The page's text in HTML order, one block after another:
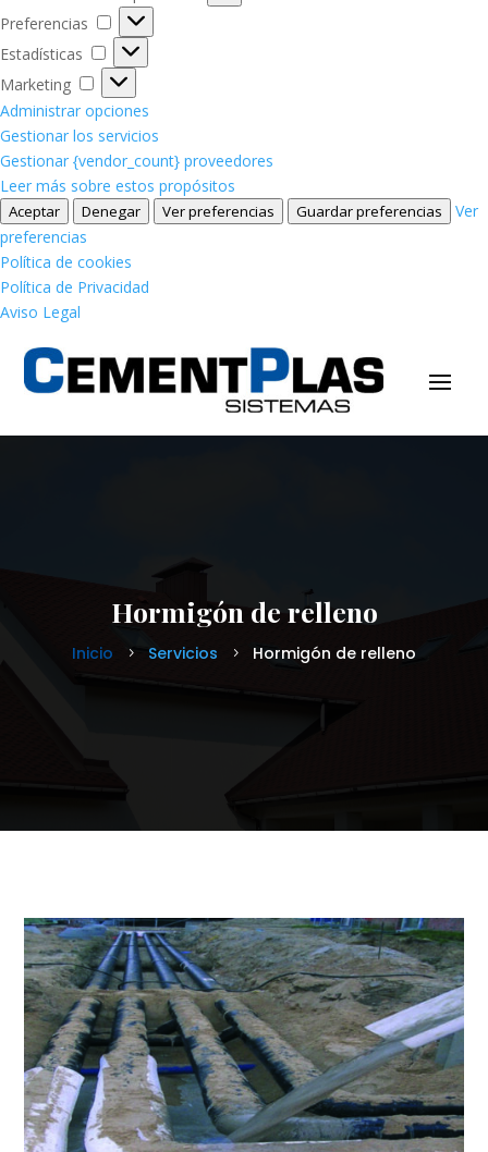
Preferencias
Preferencias
Estadísticas
Estadísticas
Marketing
Marketing
Administrar opciones
Gestionar los servicios
Gestionar {vendor_count} proveedores
Leer más sobre estos propósitos
Aceptar Denegar Ver preferencias Guardar preferencias
Ver
preferencias
Política de cookies
Política de Privacidad
Aviso Legal
Hormigón de relleno
Inicio Servicios Hormigón de relleno